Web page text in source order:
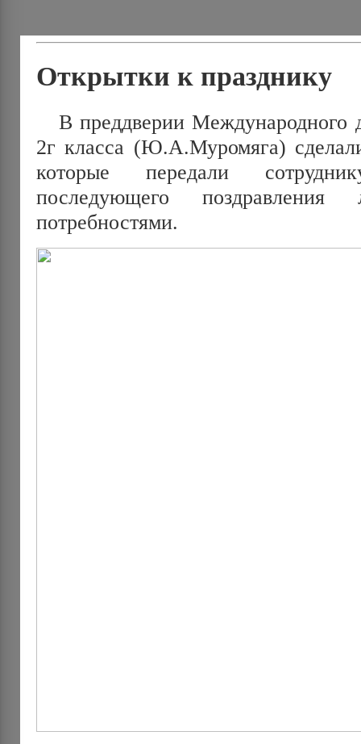
Открытки к празднику
В преддверии Международного
2г класса (Ю.А.Муромяга)
которые передали
последующего
потребностями.